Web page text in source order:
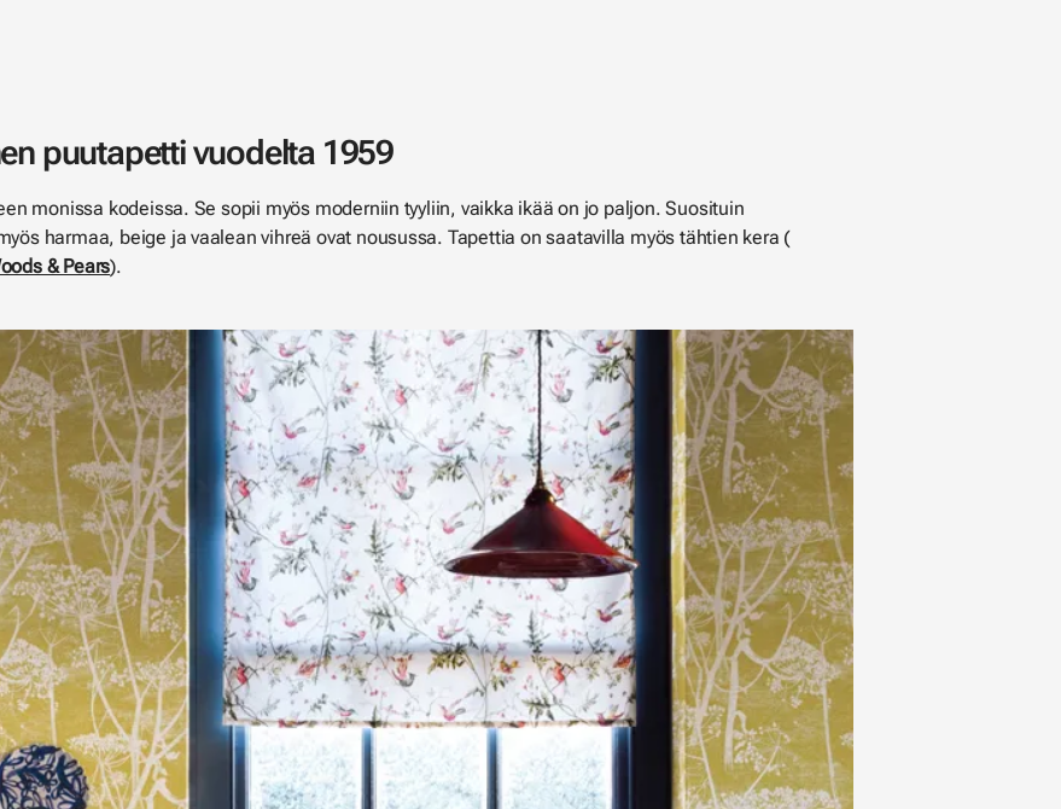
puutapetti vuodelta 1959
monissa kodeissa. Se sopii myös moderniin tyyliin, vaikka ikää on jo paljon. Suosituin
harmaa, beige ja vaalean vihreä ovat nousussa. Tapettia on saatavilla myös tähtien kera (
& Pears).